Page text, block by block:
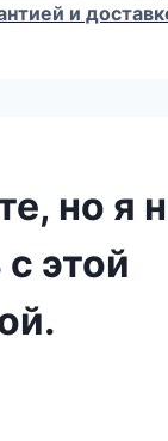
и
но я
этой